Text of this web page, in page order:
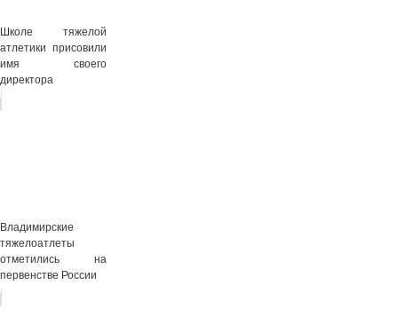
Школе тяжелой
атлетики присовили
имя своего
директора
Владимирские
тяжелоатлеты
отметились на
первенстве России